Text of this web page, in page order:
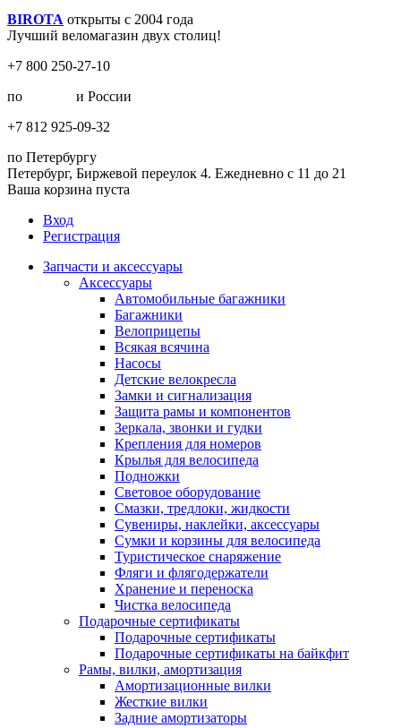
BIROTA открыты с 2004 года
Лучший веломагазин двух столиц!
+7 800 250-27-10
по
и России
+7 812 925-09-32
по Петербургу
Петербург, Биржевой переулок 4. Ежедневно с 11 до 21
Ваша корзина пуста
Вход
Регистрация
Запчасти и аксессуары
Аксессуары
Автомобильные багажники
Багажники
Велоприцепы
Всякая всячина
Насосы
Детские велокресла
Замки и сигнализация
Защита рамы и компонентов
Зеркала, звонки и гудки
Крепления для номеров
Крылья для велосипеда
Подножки
Световое оборудование
Смазки, тредлоки, жидкости
Сувениры, наклейки, аксессуары
Сумки и корзины для велосипеда
Туристическое снаряжение
Фляги и флягодержатели
Хранение и переноска
Чистка велосипеда
Подарочные сертификаты
Подарочные сертификаты
Подарочные сертификаты на байкфит
Рамы, вилки, амортизация
Амортизационные вилки
Жесткие вилки
Задние амортизаторы